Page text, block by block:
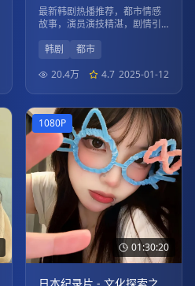
最新韩剧热播推荐，都市情感
故事，演员演技精湛，剧情引
韩剧
都市
20.4万
4.7 2025-01-12
01:30:20
1080P